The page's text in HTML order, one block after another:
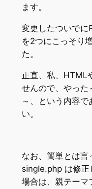
ます。
変更したついで
を2つにこっそり
た。
正直、私、HTML
せんので、やった
～、という内容で
い。
なお、簡単とは言
single.php は修正
場合は、親テー